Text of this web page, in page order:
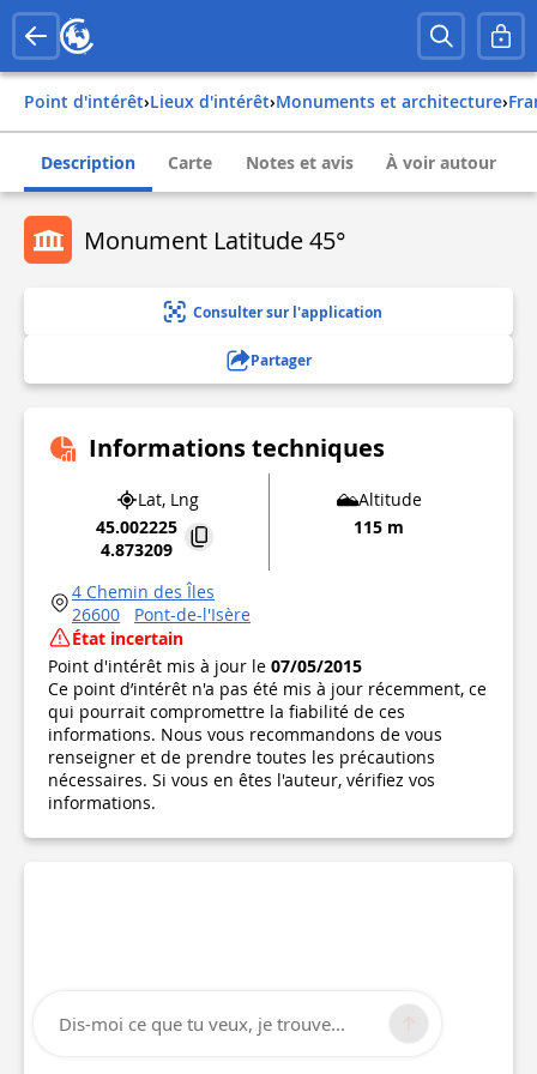
Point d'intérêt› Lieux d'intérêt› Monuments et architecture›
Description Carte Notes et avis À voir autour
Monument Latitude 45°
Consulter sur l'application
Partager
Informations techniques
Lat, Lng
45.002225
4.873209
Altitude
115 m
4 Chemin des Îles
26600
Pont-de-l'Isère
État incertain
Point d'intérêt mis à jour le 07/05/2015
Ce point d’intérêt n'a pas été mis à jour récemment, ce
qui pourrait compromettre la fiabilité de ces
informations. Nous vous recommandons de vous
renseigner et de prendre toutes les précautions
nécessaires. Si vous en êtes l'auteur, vérifiez vos
informations.
Dis-moi ce que tu veux, je trouve...